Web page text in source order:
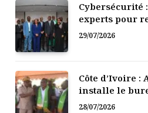
Cybersécurité
experts pour
numérique de
29/07/2026
Côte d’Ivoire :
installe le
mutuelle de
28/07/2026